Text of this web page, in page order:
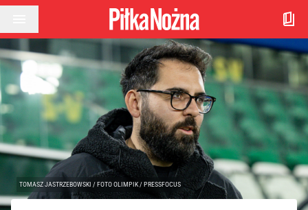
Przejdź do treści
TOMASZ JASTRZEBOWSKI / FOTO OLIMPIK / PRESSFOCUS